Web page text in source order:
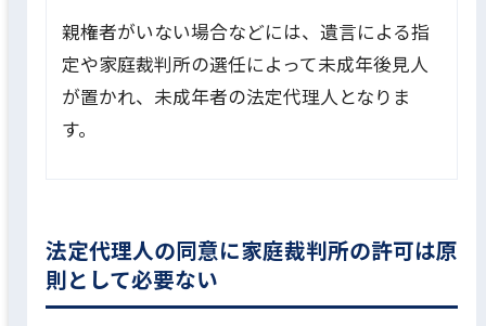
親権者がいない場合などには、遺言による指
定や家庭裁判所の選任によって未成年後見人
が置かれ、未成年者の法定代理人となりま
す。
法定代理人の同意に家庭裁判所の許可は原
則として必要ない